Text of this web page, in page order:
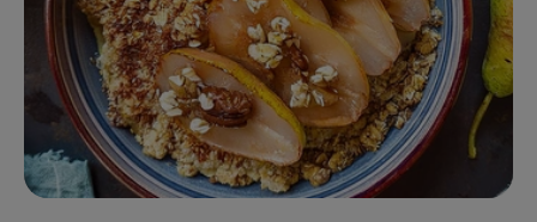
Naturkost
Wein
Getränke
Kosmetik & Drogerie